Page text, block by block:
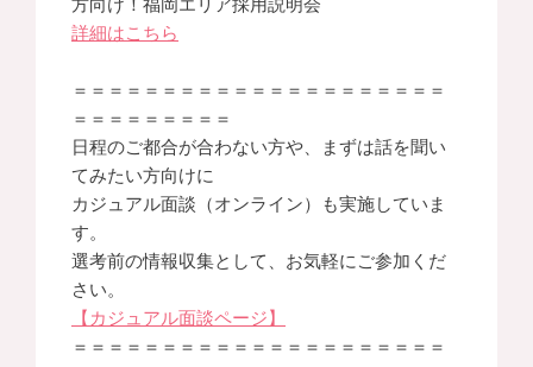
詳細はこちら
＝＝＝＝＝＝＝＝＝＝＝＝＝＝＝＝＝＝＝＝＝
＝＝＝＝＝＝＝＝＝
日程のご都合が合わない方や、まずは話を聞い
てみたい方向けに
カジュアル面談（オンライン）も実施していま
す。
選考前の情報収集として、お気軽にご参加くだ
さい。
【カジュアル面談ページ】
＝＝＝＝＝＝＝＝＝＝＝＝＝＝＝＝＝＝＝＝＝